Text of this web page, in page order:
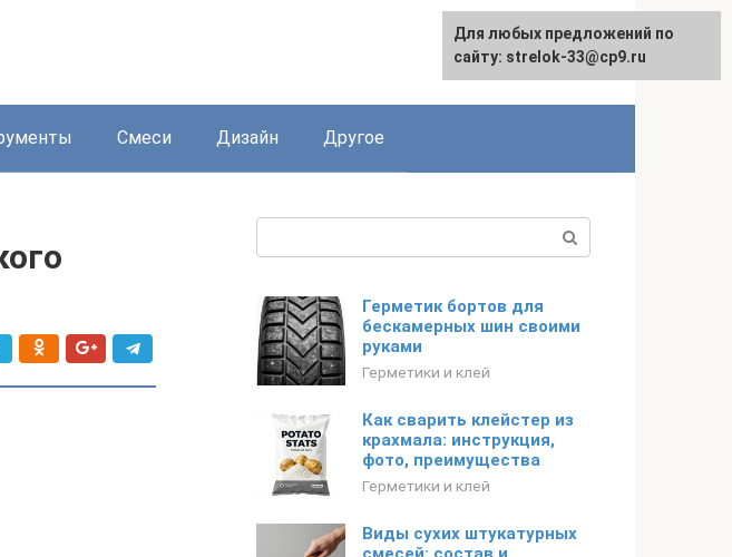
Смеси Дизайн Другое
Герметик бортов для
бескамерных шин своими
руками
Герметики и клей
Как сварить клейстер из
крахмала: инструкция,
фото, преимущества
Герметики и клей
Виды сухих штукатурных
Для любых предложений по
сайту: strelok-33@cp9.ru
Для любых предложений по
сайту: strelok-33@cp9.ru